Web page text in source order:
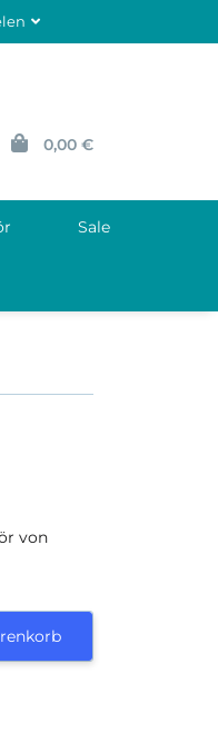
0,00 €
Sale
von